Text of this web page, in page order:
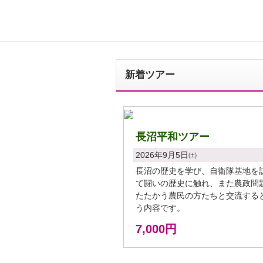
新着ツアー
長沼平和ツアー
2026年9月5日㈯
長沼の歴史を学び、自衛隊基地を
て闘いの歴史に触れ、また農政問
たたかう農民の方たちと交流する
う内容です。
7,000円